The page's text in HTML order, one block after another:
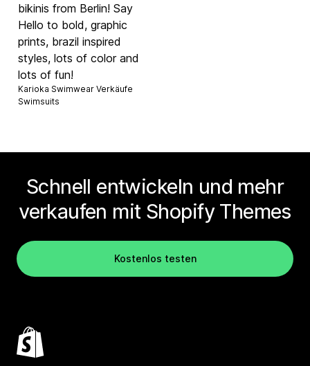
bikinis from Berlin! Say
Hello to bold, graphic
prints, brazil inspired
styles, lots of color and
lots of fun!
Karioka Swimwear Verkäufe
Swimsuits
Schnell entwickeln und mehr
verkaufen mit Shopify Themes
Kostenlos testen